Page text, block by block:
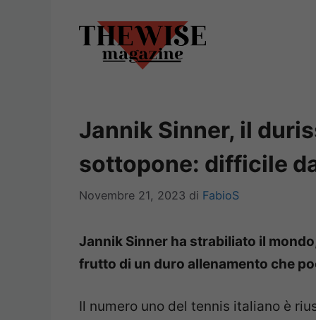
Jannik Sinner, il
sottopone: difficile
Novembre 21, 2023 di FabioS
Jannik Sinner ha strabiliato il
frutto di un duro allenamento che
Il numero uno del tennis italiano è